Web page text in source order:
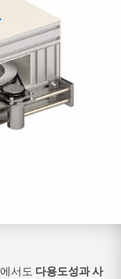
서도 다용도성과 사